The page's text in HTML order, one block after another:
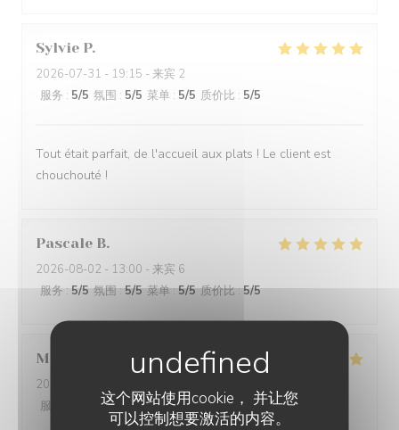
这个网站使用cookie， 并让您
可以控制想要激活的内容。
Sylvie P
2026-07-31 - 19:15 - 来宾 2
服务 : 5/5 氛围 : 5/5 菜单 : 5/5 质价比 : 5/5
Tout était parfait, de l'accueil aux plats ! Le client est
chouchouté !
Pascale B
2026-08-02 - 13:00 - 来宾 6
服务:5/5 氛围:5/5 菜单:5/5 质价比:5/5
Michel
2026-08-02
服务
氛围 /5 菜单:5/5 质价比 /5